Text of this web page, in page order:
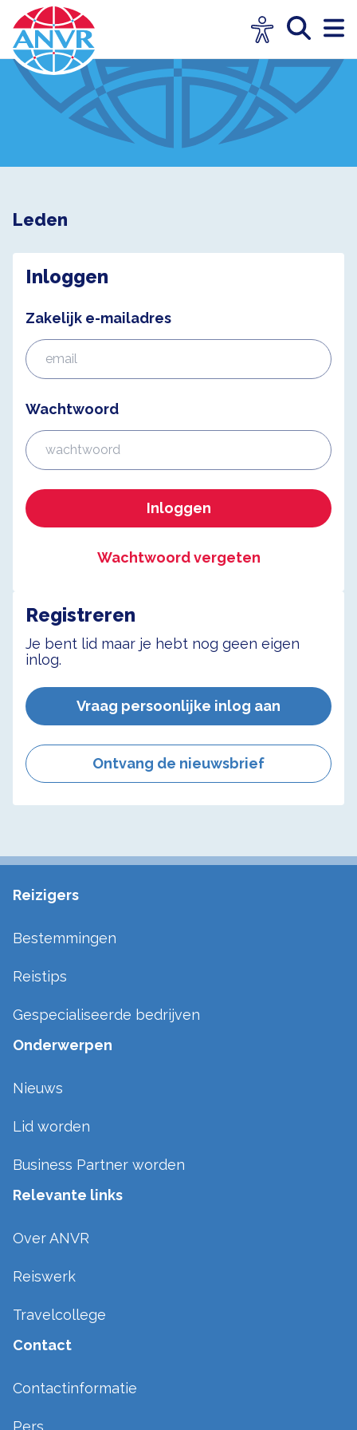
Leden
Inloggen
Zakelijk e-mailadres
Wachtwoord
Inloggen
Wachtwoord vergeten
Registreren
Je bent lid maar je hebt nog geen eigen
inlog.
Vraag persoonlijke inlog aan
Ontvang de nieuwsbrief
Reizigers
Bestemmingen
Reistips
Gespecialiseerde bedrijven
Onderwerpen
Nieuws
Lid worden
Business Partner worden
Relevante links
Over ANVR
Reiswerk
Travelcollege
Contact
Contactinformatie
Pers